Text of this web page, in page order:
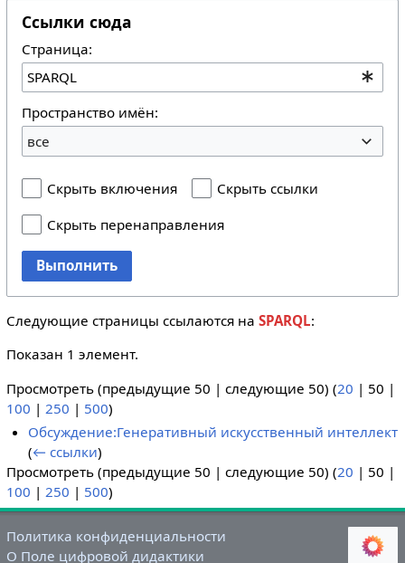
Ссылки сюда
Страница:
Пространство имён:
все
Скрыть включения
Скрыть ссылки
Скрыть перенаправления
Выполнить
Следующие страницы ссылаются на SPARQL:
Показан 1 элемент.
Просмотреть (предыдущие 50 | следующие 50) (20 | 50 |
100 | 250 | 500)
Обсуждение:Генеративный искусственный интеллект
(← ссылки)
Просмотреть (предыдущие 50 | следующие 50) (20 | 50 |
100 | 250 | 500)
Политика конфиденциальности
О Поле цифровой дидактики